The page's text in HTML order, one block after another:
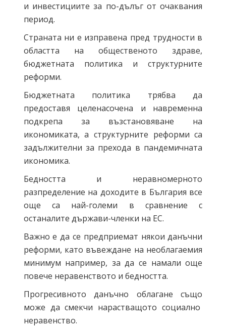
и инвестициите за по-дълъг от очаквания
период.
Страната ни е изправена пред трудности в
областта на общественото здраве,
бюджетната политика и структурните
реформи.
Бюджетната политика трябва да
предоставя целенасочена и навременна
подкрепа за възстановяване на
икономиката, а структурните реформи са
задължителни за прехода в пандемичната
икономика.
Бедността и неравномерното
разпределение на доходите в България все
още са най-големи в сравнение с
останалите държави-членки на ЕС.
Важно е да се предприемат някои данъчни
реформи, като въвеждане на необлагаемия
минимум например, за да се намали още
повече неравенството и бедността.
Прогресивното данъчно облагане също
може да смекчи нарастващото социално
неравенство.